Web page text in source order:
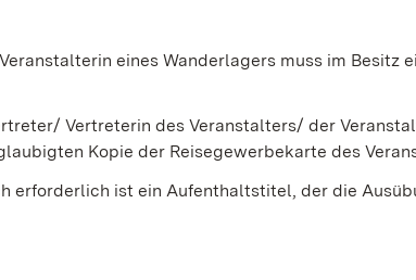
eines Wanderlagers muss im Besitz
Vertreterin des Veranstalters/ der
Kopie der Reisegewerbekarte des
erforderlich ist ein Aufenthaltstitel, der die